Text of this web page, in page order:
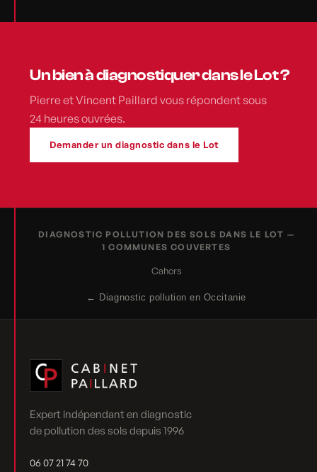
Un bien à diagnostiquer dans le Lot ?
Pierre et Vincent Paillard vous répondent sous
24 heures ouvrées.
Demander un diagnostic dans le Lot
DIAGNOSTIC POLLUTION DES SOLS DANS LE LOT —
1 COMMUNES COUVERTES
Cahors
← Diagnostic pollution en Occitanie
Expert indépendant en diagnostic
de pollution des sols depuis 1996
06 07 21 74 70